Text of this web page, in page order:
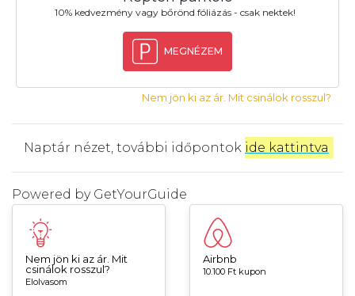
10% kedvezmény vagy bőrönd fóliázás - csak nektek!
MEGNÉZEM
Nem jön ki az ár. Mit csinálok rosszul?
Naptár nézet, további időpontok ide kattintva
Powered by GetYourGuide
Nem jön ki az ár. Mit
csinálok rosszul?
Elolvasom
Airbnb
10.100 Ft kupon